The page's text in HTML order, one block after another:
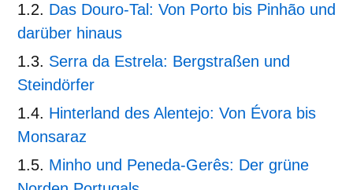
Das Douro-Tal: Von Porto bis Pinhão und
darüber hinaus
Serra da Estrela: Bergstraßen und
Steindörfer
Hinterland des Alentejo: Von Évora bis
Monsaraz
Minho und Peneda-Gerês: Der grüne